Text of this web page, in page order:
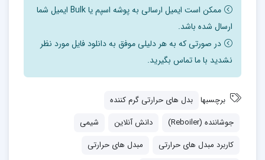
ممکن است ایمیل ارسالی به پوشه اسپم یا Bulk ایمیل شما
ارسال شده باشد.
در صورتی که به هر دلیلی موفق به دانلود فایل مورد نظر
نشدید با ما تماس بگیرید.
برچسبها
بدل های حرارتی گرم کننده
جوشاننده (Reboiler)
دانش آنلاین
شیمی
کاربرد مبدل های حرارتی
مبدل های حرارتی